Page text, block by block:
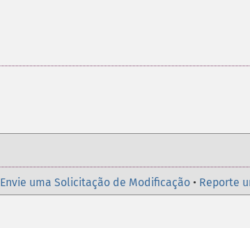
Envie uma Solicitação de Modificação • Reporte